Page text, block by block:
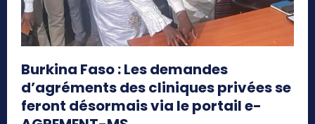
Burkina Faso : Les demandes
d’agréments des cliniques privées se
feront désormais via le portail e-